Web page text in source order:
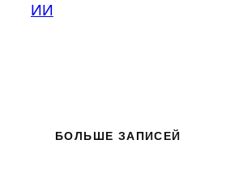
ИИ
БОЛЬШЕ ЗАПИСЕЙ